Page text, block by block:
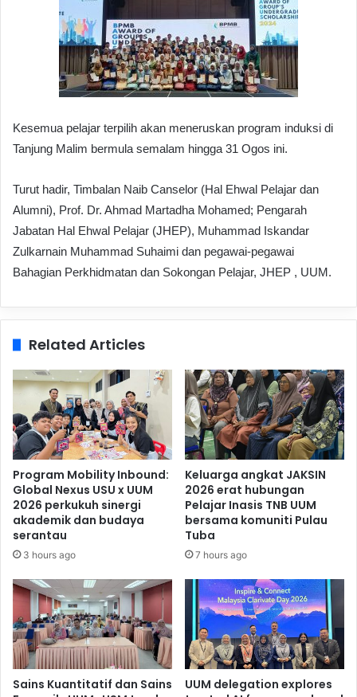
Kesemua pelajar terpilih akan meneruskan program induksi di
Tanjung Malim bermula semalam hingga 31 Ogos ini.
Turut hadir, Timbalan Naib Canselor (Hal Ehwal Pelajar dan
Alumni), Prof. Dr. Ahmad Martadha Mohamed; Pengarah
Jabatan Hal Ehwal Pelajar (JHEP), Muhammad Iskandar
Zulkarnain Muhammad Suhaimi dan pegawai-pegawai
Bahagian Perkhidmatan dan Sokongan Pelajar, JHEP , UUM.
Related Articles
Program Mobility Inbound:
Global Nexus USU x UUM
2026 perkukuh sinergi
akademik dan budaya
serantau
3 hours ago
Keluarga angkat JAKSIN
2026 erat hubungan
Pelajar Inasis TNB UUM
bersama komuniti Pulau
Tuba
7 hours ago
Sains Kuantitatif dan Sains
UUM delegation explores